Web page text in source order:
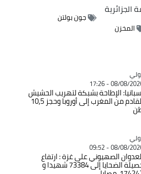
جون بولتن
08/08/2026 -
الإطاحة بشبكة لتهريب الحشيش
القادم من المغرب إلى أوروبا وحجز 10,5
08/08/2026 -
الصهيوني على غزة : ارتفاع
حصيلة الضحايا إلى 73384 شهيدا و